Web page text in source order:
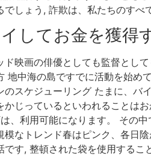
でしょう, 詐欺は、私たちのすべ
してお金を獲得
ド映画の俳優としても監督とし
地中海の島ですでに活動を始め
のスケジューリング たまに、
かじっているといわれることは
、利用可能になります。 その
模なトレンド春はピンク、各日
です, 整頓された袋を使用する